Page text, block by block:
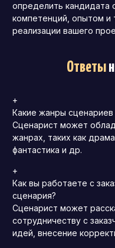
определить
компетенций, опытом и
реализации вашего
Ответы
+
Какие жанры
Сценарист может
жанрах, таких как
фантастика и др.
+
Как вы работаете с
сценария?
Сценарист может
сотрудничеству с
идей, внесение